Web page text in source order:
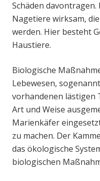
Schäden
Nagetiere wirksam,
werden. Hier besteht
Haustiere.
Biologische
Lebewesen,
vorhandenen lästigen
Art und Weise
Marienkäfer
zu machen. Der
das ökologische
biologischen